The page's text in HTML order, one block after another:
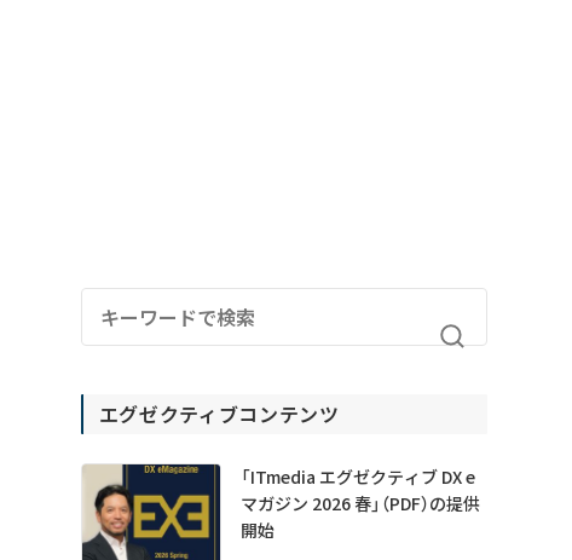
エグゼクティブコンテンツ
「ITmedia エグゼクティブ DX e
マガジン 2026 春」（PDF）の提供
開始